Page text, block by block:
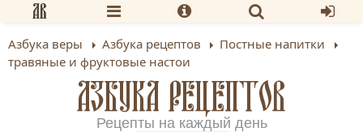
Азбука веры Азбука рецептов
Постные напитки
травяные и фруктовые настои
АЗБУКА РЕЦЕПТОВ
Рецепты на каждый день